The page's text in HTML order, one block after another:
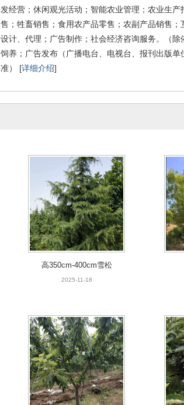
经营；休闲观光活动；智能农业管理；农业生
；牲畜销售；食用农产品零售；农副产品销售
计、代理；广告制作；社会经济咨询服务。（
养；广告发布（广播电台、电视台、报刊出版
） [详细介绍]
高350cm-400cm雪松
2025-11-18